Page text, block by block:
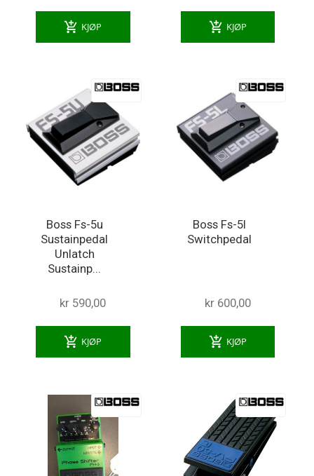
add_shopping_cart KJØP add_shopping_cart KJØP
Boss Fs-5u
Sustainpedal
Unlatch
Sustainp...
kr 590,00
add_shopping_cart KJØP
Boss Fs-5l
Switchpedal
kr 600,00
add_shopping_cart KJØP